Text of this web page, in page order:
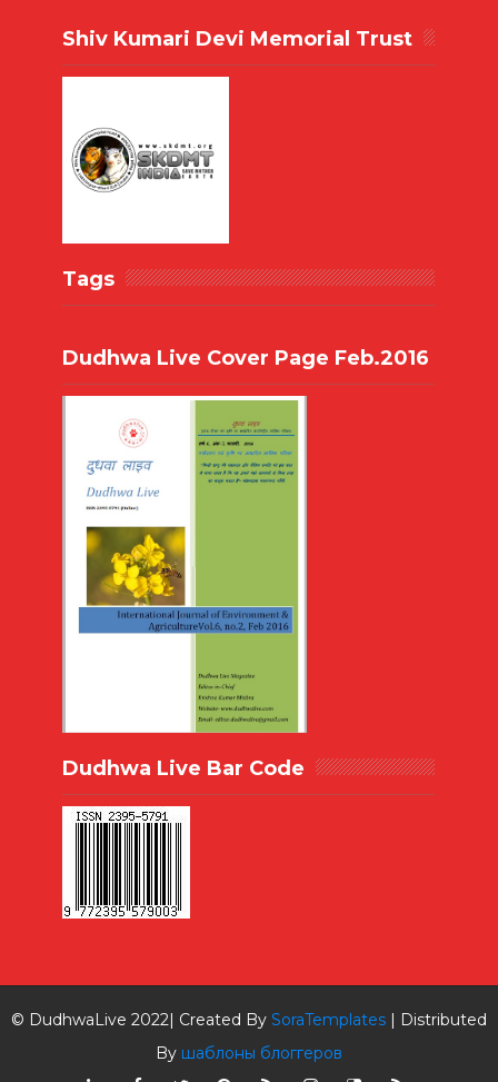
Shiv Kumari Devi Memorial Trust
Tags
Dudhwa Live Cover Page Feb.2016
Dudhwa Live Bar Code
© DudhwaLive 2022| Created By SoraTemplates| Distributed
By шаблоны блоггеров